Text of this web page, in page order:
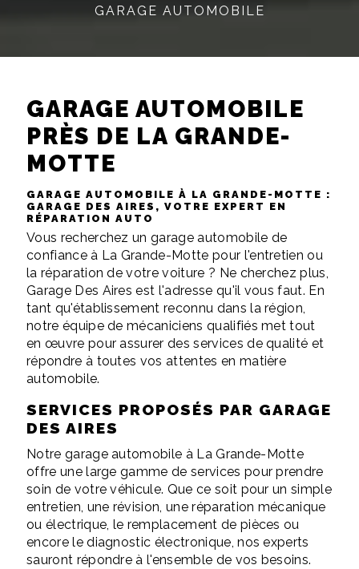
GARAGE AUTOMOBILE
GARAGE AUTOMOBILE
PRÈS DE LA GRANDE-
MOTTE
GARAGE AUTOMOBILE À LA GRANDE-MOTTE :
GARAGE DES AIRES, VOTRE EXPERT EN
RÉPARATION AUTO
Vous recherchez un garage automobile de
confiance à La Grande-Motte pour l'entretien ou
la réparation de votre voiture ? Ne cherchez plus,
Garage Des Aires est l'adresse qu'il vous faut. En
tant qu'établissement reconnu dans la région,
notre équipe de mécaniciens qualifiés met tout
en œuvre pour assurer des services de qualité et
répondre à toutes vos attentes en matière
automobile.
SERVICES PROPOSÉS PAR GARAGE
DES AIRES
Notre garage automobile à La Grande-Motte
offre une large gamme de services pour prendre
soin de votre véhicule. Que ce soit pour un simple
entretien, une révision, une réparation mécanique
ou électrique, le remplacement de pièces ou
encore le diagnostic électronique, nos experts
sauront répondre à l'ensemble de vos besoins.